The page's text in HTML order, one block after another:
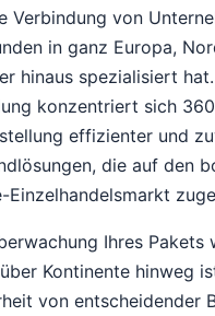
Verbindung von
in ganz Europa,
hinaus spezialisiert
konzentriert sich
effizienter und
die auf den
Einzelhandelsmarkt
Ihres Pakets
Kontinente hinweg
von entscheidender